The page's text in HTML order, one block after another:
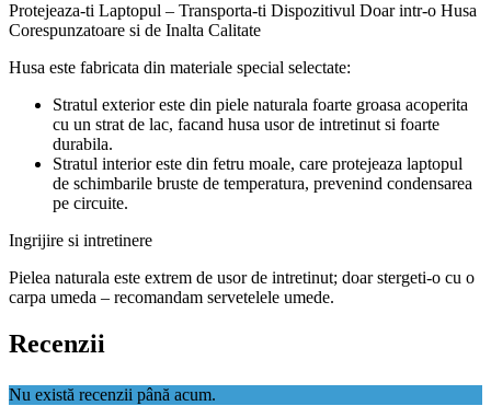
Protejeaza-ti Laptopul – Transporta-ti Dispozitivul Doar intr-o Husa
Corespunzatoare si de Inalta Calitate
Husa este fabricata din materiale special selectate:
Stratul exterior este din piele naturala foarte groasa acoperita
cu un strat de lac, facand husa usor de intretinut si foarte
durabila.
Stratul interior este din fetru moale, care protejeaza laptopul
de schimbarile bruste de temperatura, prevenind condensarea
pe circuite.
Ingrijire si intretinere
Pielea naturala este extrem de usor de intretinut; doar stergeti-o cu o
carpa umeda – recomandam servetelele umede.
Recenzii
Nu există recenzii până acum.